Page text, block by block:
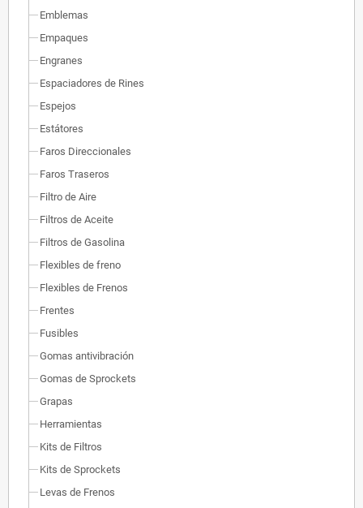
Emblemas
Empaques
Engranes
Espaciadores de Rines
Espejos
Estátores
Faros Direccionales
Faros Traseros
Filtro de Aire
Filtros de Aceite
Filtros de Gasolina
Flexibles de freno
Flexibles de Frenos
Frentes
Fusibles
Gomas antivibración
Gomas de Sprockets
Grapas
Herramientas
Kits de Filtros
Kits de Sprockets
Levas de Frenos